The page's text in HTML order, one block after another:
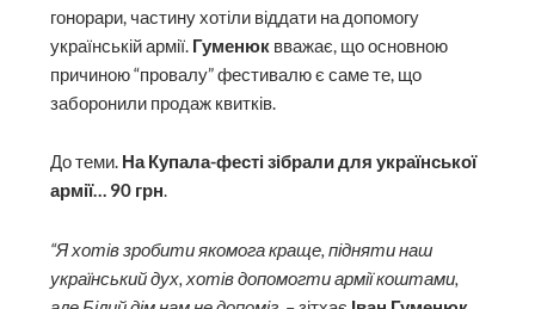
гонорари, частину хотіли віддати на допомогу
українській армії. Гуменюк вважає, що основною
причиною “провалу” фестивалю є саме те, що
заборонили продаж квитків.
До теми. На Купала-фесті зібрали для української
армії… 90 грн.
“Я хотів зробити якомога краще, підняти наш
український дух, хотів допомогти армії коштами,